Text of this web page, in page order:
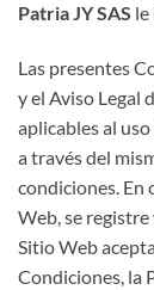
Patria JY SAS le
Las presentes
y el Aviso Legal
aplicables al
a través del
condiciones. En
Web, se
Sitio Web
Condiciones, la